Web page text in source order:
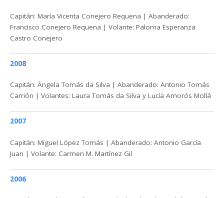
Capitán: María Vicenta Conejero Requena | Abanderado:
Francisco Conejero Requena | Volante: Paloma Esperanza
Castro Conejero
2008
Capitán: Ángela Tomás da Silva | Abanderado: Antonio Tomás
Carrión | Volantes: Laura Tomás da Silva y Lucía Amorós Mollá
2007
Capitán: Miguel López Tomás | Abanderado: Antonio García
Juan | Volante: Carmen M. Martínez Gil
2006